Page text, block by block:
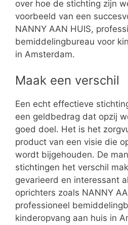
over hoe de stichting zijn
voorbeeld van een
NANNY AAN HUIS,
bemiddelingbureau voor
in Amsterdam.
Maak een verschil
Een echt effectieve
een geldbedrag dat opzij
goed doel. Het is het
product van een visie die
wordt bijgehouden. De
stichtingen het verschil
gevarieerd en interessant
oprichters zoals NANNY
professioneel
kinderopvang aan huis in